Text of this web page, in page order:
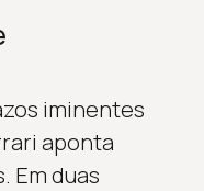
iminentes
aponta
Em duas